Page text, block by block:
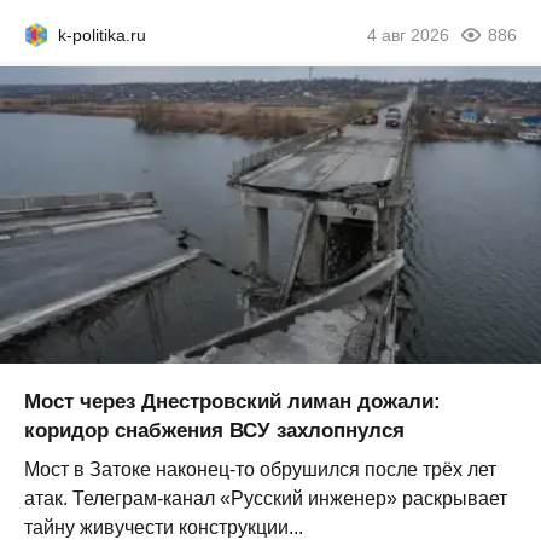
k-politika.ru 4 авг 2026 886
Мост через Днестровский лиман дожали:
коридор снабжения ВСУ захлопнулся
Мост в Затоке наконец-то обрушился после трёх лет
атак. Телеграм-канал «Русский инженер» раскрывает
тайну живучести конструкции...